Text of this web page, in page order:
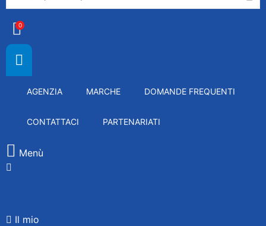
0
AGENZIA MARCHE DOMANDE FREQUENTI
CONTATTACI PARTENARIATI
Menù
Il mio